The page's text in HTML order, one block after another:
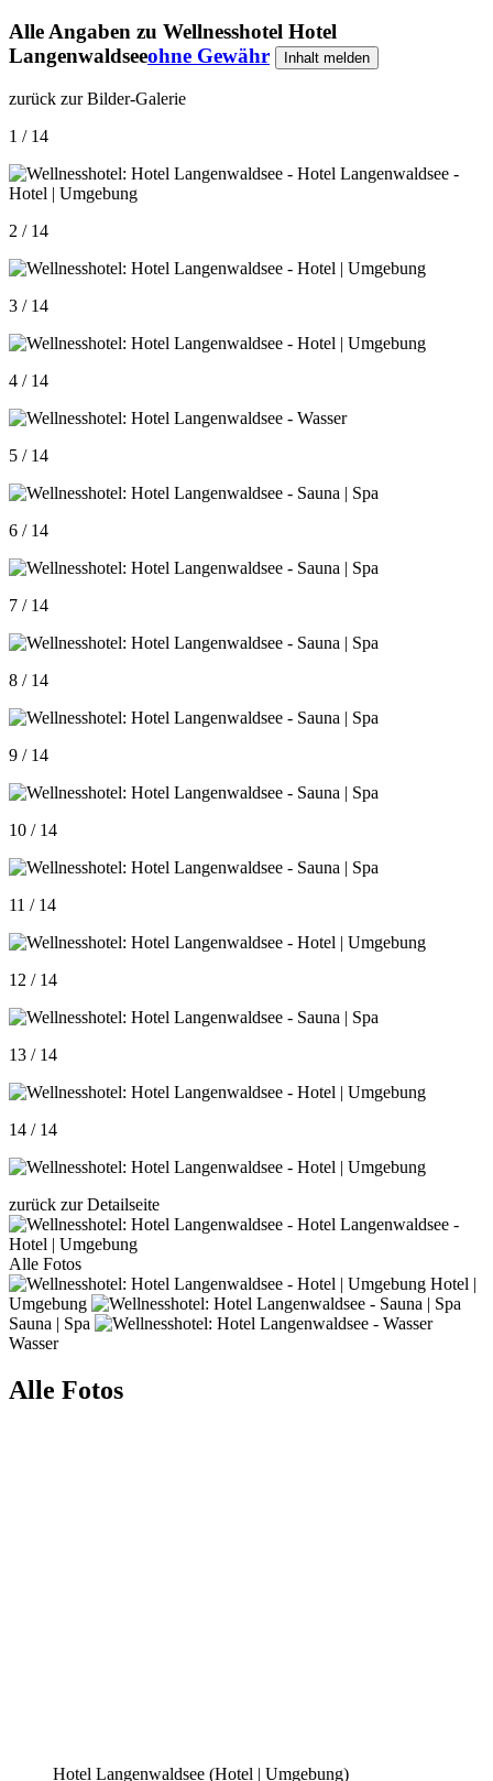
Alle Angaben zu Wellnesshotel Hotel
Langenwaldseeohne Gewähr Inhalt melden
zurück zur Bilder-Galerie
1 / 14
2 / 14
3 / 14
4 / 14
5 / 14
6 / 14
7 / 14
8 / 14
9 / 14
10 / 14
11 / 14
12 / 14
13 / 14
14 / 14
zurück zur Detailseite
Alle Fotos
Hotel |
Umgebung
Sauna | Spa
Wasser
Alle Fotos
Hotel Langenwaldsee (Hotel | Umgebung)